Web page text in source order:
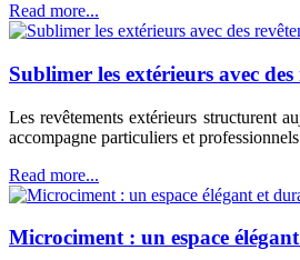
Read more...
Sublimer les extérieurs avec
Les revêtements extérieurs structurent
accompagne particuliers et
Read more...
Microciment : un espace